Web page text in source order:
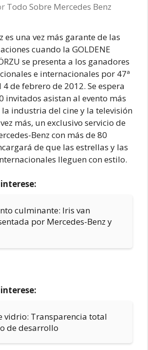
Todo Sobre Mercedes Benz
es una vez más garante de las
cuando la GOLDENE
se presenta a los ganadores
e internacionales por 47ª
4 de febrero de 2012. Se espera
invitados asistan al evento más
industria del cine y la televisión
más, un exclusivo servicio de
Benz con más de 80
de que las estrellas y las
lleguen con estilo.
culminante: Iris van
por Mercedes-Benz y
vidrio: Transparencia total
de desarrollo